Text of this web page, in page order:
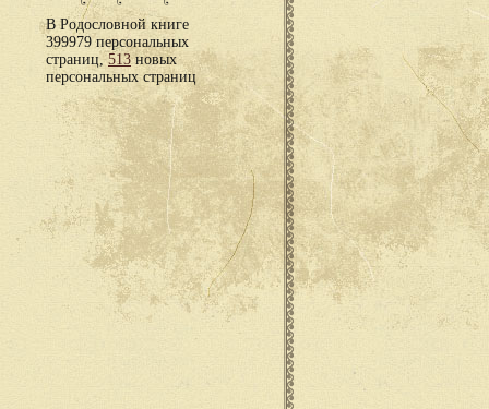
В Родословной книге
399979 персональных
страниц,513новых
персональных страниц